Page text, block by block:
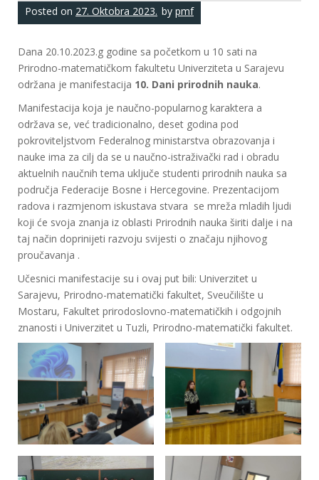
Posted on 27. Oktobra 2023. by pmf
Dana 20.10.2023.g godine sa početkom u 10 sati na
Prirodno-matematičkom fakultetu Univerziteta u Sarajevu
održana je manifestacija 10. Dani prirodnih nauka.
Manifestacija koja je naučno-popularnog karaktera a
održava se, već tradicionalno, deset godina pod
pokroviteljstvom Federalnog ministarstva obrazovanja i
nauke ima za cilj da se u naučno-istraživački rad i obradu
aktuelnih naučnih tema uključe studenti prirodnih nauka sa
područja Federacije Bosne i Hercegovine. Prezentacijom
radova i razmjenom iskustava stvara se mreža mladih ljudi
koji će svoja znanja iz oblasti Prirodnih nauka širiti dalje i na
taj način doprinijeti razvoju svijesti o značaju njihovog
proučavanja .
Učesnici manifestacije su i ovaj put bili: Univerzitet u
Sarajevu, Prirodno-matematički fakultet, Sveučilište u
Mostaru, Fakultet prirodoslovno-matematičkih i odgojnih
znanosti i Univerzitet u Tuzli, Prirodno-matematički fakultet.